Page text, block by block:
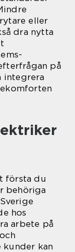
eller
dra nytta
på
integrera
första du
behöriga
hos
arbete på
kan